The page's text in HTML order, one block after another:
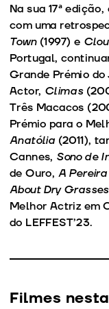
Na sua 17ª
com uma
Town(1997) e
Portugal,
Grande Prémio
Actor, Climas
Três Macacos
Prémio para o
Anatólia (2011),
Cannes, Sono de
de Ouro, A
About Dry Grasses
Melhor Actriz em
do LEFFEST’23.
Filmes